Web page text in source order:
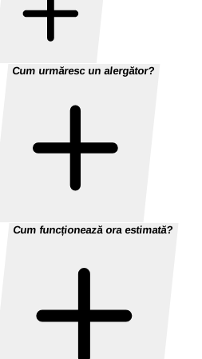
Cum urmăresc un alergător?
Cum funcționează ora estimată?